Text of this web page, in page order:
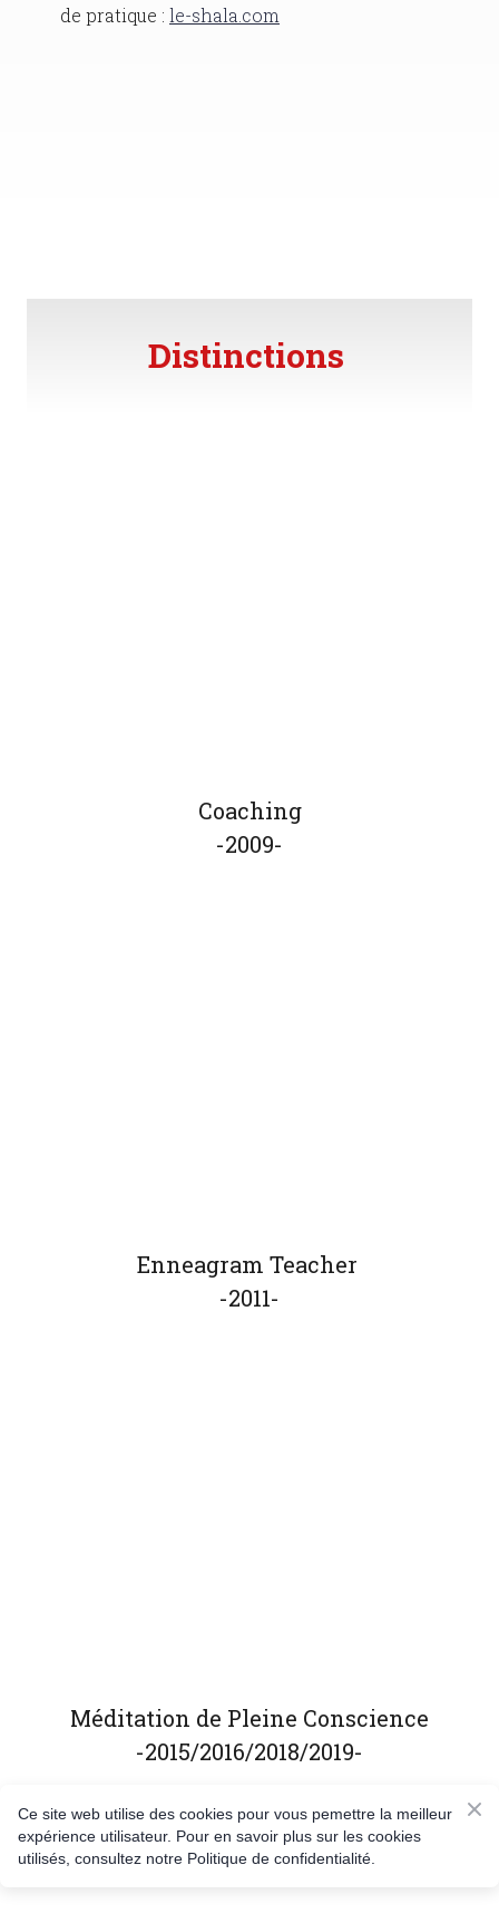
de pratique : le-shala.com
Distinctions
Coaching
-2009-
Enneagram Teacher
-2011-
Méditation de Pleine Conscience
-2015/2016/2018/2019-
Ce site web utilise des cookies pour vous pemettre la meilleur
expérience utilisateur. Pour en savoir plus sur les cookies
utilisés, consultez notre Politique de confidentialité.